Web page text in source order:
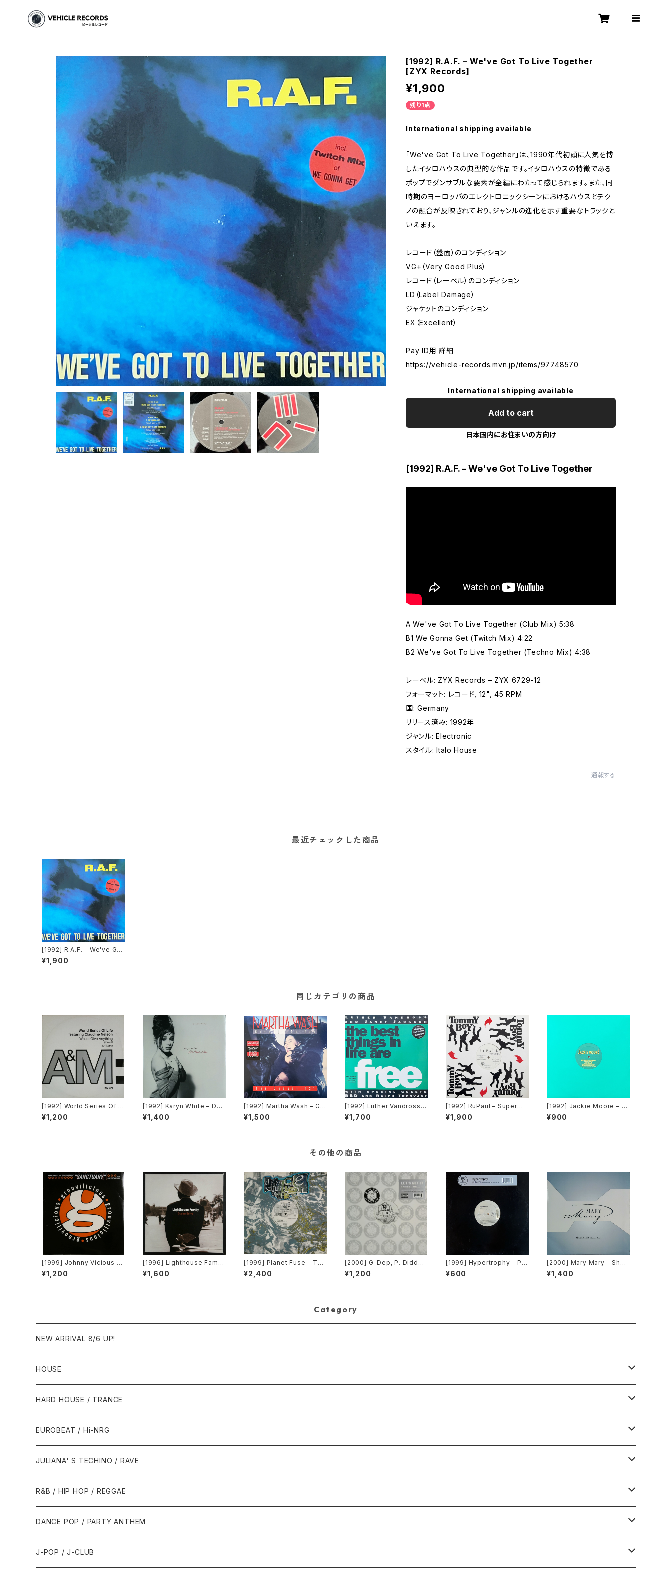
[1992] R.A.F. – We've Got To Live Together
[ZYX Records]
¥1,900
残り1点
International shipping available
「We've Got To Live Together」は、1990年代初頭に人気を博
したイタロハウスの典型的な作品です。イタロハウスの特徴である
ポップでダンサブルな要素が全編にわたって感じられます。また、同
時期のヨーロッパのエレクトロニックシーンにおけるハウスとテク
ノの融合が反映されており、ジャンルの進化を示す重要なトラックと
いえます。
レコード（盤面）のコンディション
VG+（Very Good Plus）
レコード（レーベル）のコンディション
LD（Label Damage）
ジャケットのコンディション
EX（Excellent）
Pay ID用 詳細
https://vehicle-records.mvn.jp/items/97748570
International shipping available
Add to cart
日本国内にお住まいの方向け
[1992] R.A.F. – We've Got To Live Together
A We've Got To Live Together (Club Mix) 5:38
B1 We Gonna Get (Twitch Mix) 4:22
B2 We've Got To Live Together (Techno Mix) 4:38
レーベル: ZYX Records – ZYX 6729-12
フォーマット: レコード, 12", 45 RPM
国: Germany
リリース済み: 1992年
ジャンル: Electronic
スタイル: Italo House
通報する
最近チェックした商品
[1992] R.A.F. – We've Got
To Live Together [ZYX R
ecords]
¥1,900
同じカテゴリの商品
[1992] World Series Of Li
fe Featuring Claudine Ne
lson – I Would Give Anyth
¥1,200
[1992] Karyn White – Do
Unto Me / Walkin' The D
og [Warner Bros. Record
¥1,400
[1992] Martha Wash – Giv
e It To You [RCA][2枚組]
¥1,500
[1992] Luther Vandross &
Janet Jackson With Spe
cial Guests BBD & Ralph
¥1,700
[1992] RuPaul – Supermo
del (You Better Work) / H
ouse Of Love [Tommy B
¥1,900
[1992] Jackie Moore – B
ecause The Night [Disco
magic Records]
¥900
その他の商品
[1999] Johnny Vicious F
eat. Dangerous Dave – S
anctuary [Groovilicious]
¥1,200
[1996] Lighthouse Famil
y – Ocean Drive [Wildcar
d]
¥1,600
[1999] Planet Fuse – The
Real Face [Dance Polluti
on]
¥2,400
[2000] G-Dep, P. Diddy
& Black Rob – Let's Get It
[Bad Boy Entertainment]
¥1,200
[1999] Hypertrophy – Pul
lover [Tommy Boy Silver
Label]
¥600
[2000] Mary Mary – Shac
kles (Praise You) [C2Rec
ords / Columbia]
¥1,400
Category
NEW ARRIVAL 8/6 UP!
HOUSE
1980年代
1987年・以前
1988年
1990年代
1990年
1991年
2000年代
2000年
2001年
2010年代
2010年
2011年
HARD HOUSE / TRANCE
1990年代
1994年・以前
1995年
2000年代
2000年
2001年
EUROBEAT / Hi-NRG
1980年代
1986年・以前
1987年
1990年代
1990年
1991年
2000年代
JULIANA' S TECHINO / RAVE
1990年代
1990年
1991年
2000年代
2000年
R&B / HIP HOP / REGGAE
1980年代
1985年・以前
1990年代
DANCE POP / PARTY ANTHEM
1980年代
J-POP / J-CLUB